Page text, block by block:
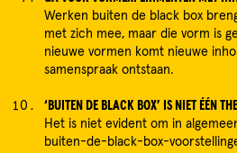
Werken buiten de black box
met zich mee, maar die vorm is
nieuwe vormen komt nieuwe
samenspraak ontstaan.
‘BUITEN DE BLACK BOX’ IS NIET ÉÉN
Het is niet evident om in
buiten-de-black-box-